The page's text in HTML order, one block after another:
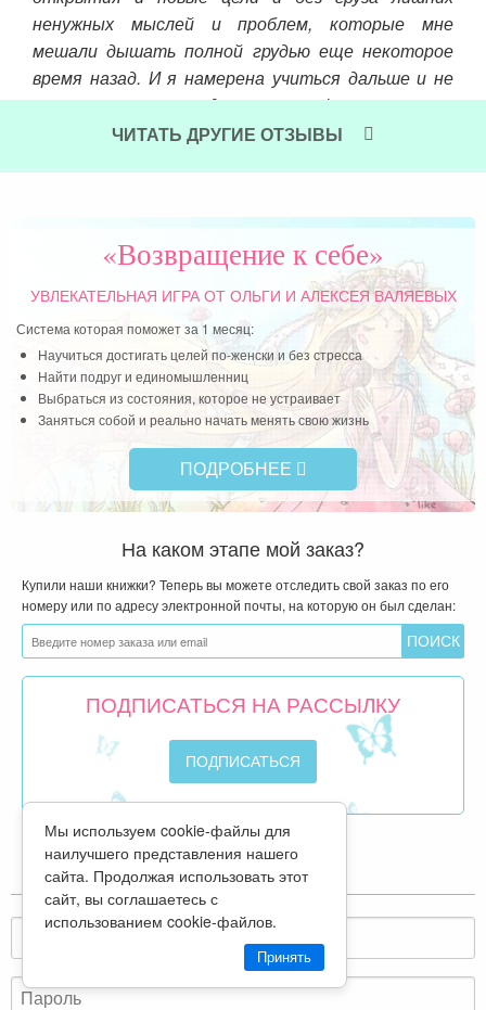
ненужных мыслей и проблем, которые мне
мешали дышать полной грудью еще некоторое
время назад. И я намерена учиться дальше и не
останавливаться на достигнутом!
Читать далее »
ЧИТАТЬ ДРУГИЕ ОТЗЫВЫ
«Возвращение к себе»
УВЛЕКАТЕЛЬНАЯ ИГРАОТ ОЛЬГИ И АЛЕКСЕЯ ВАЛЯЕВЫХ
Система которая поможет за 1 месяц:
Научиться достигать целей по-женски и без стресса
Найти подруг и единомышленниц
Выбраться из состояния, которое не устраивает
Заняться собой и реально начать менять свою жизнь
ПОДРОБНЕЕ
На каком этапе мой заказ?
Купили наши книжки? Теперь вы можете отследить свой заказ по его
номеру или по адресу электронной почты, на которую он был сделан:
ПОДПИСАТЬСЯ НА РАССЫЛКУ
ВХОД ДЛЯ СВОИХ
Мы используем cookie-файлы для
наилучшего представления нашего
сайта. Продолжая использовать этот
сайт, вы соглашаетесь с
использованием cookie-файлов.
Принять